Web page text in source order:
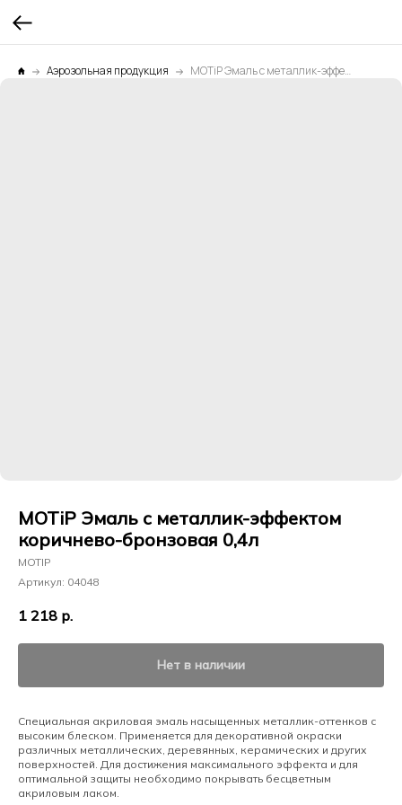
Аэрозольная продукция MOTiP Эмаль с металлик-эффектом коричнево-бронзовая 0,4л
MOTiP Эмаль с металлик-эффектом
коричнево-бронзовая 0,4л
MOTIP
Артикул: 04048
1 218 р.
Нет в наличии
Специальная акриловая эмаль насыщенных металлик-оттенков с
высоким блеском. Применяется для декоративной окраски
различных металлических, деревянных, керамических и других
поверхностей. Для достижения максимального эффекта и для
оптимальной защиты необходимо покрывать бесцветным
акриловым лаком.